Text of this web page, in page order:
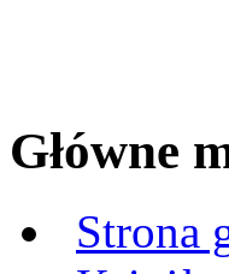
Główne
Strona